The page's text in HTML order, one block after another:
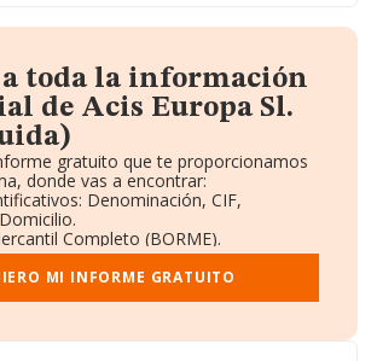
a toda la información
de Acis Europa Sl.
gratuito que te proporcionamos
donde vas a encontrar:
Denominación, CIF,
Completo (BORME).
Evolución Ventas y Empleados.
Administración y Administradores.
Ejecutivos.
MI INFORME GRATUITO